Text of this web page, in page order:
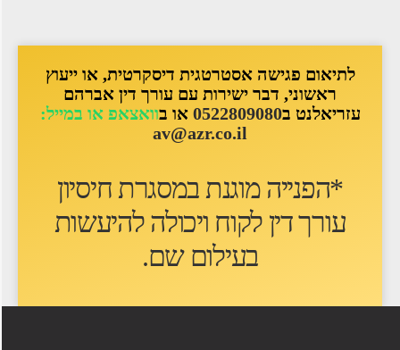
לתיאום פגישה אסטרטגית דיסקרטית, או ייעוץ
ראשוני, דבר ישירות עם עורך דין אברהם
עזריאלנט ב0522809080או בוואצאפ או במייל:
av@azr.co.il
*הפנייה מוגנת במסגרת חיסיון
עורך דין לקוח ו יכולה להיעשות
בעילום שם.